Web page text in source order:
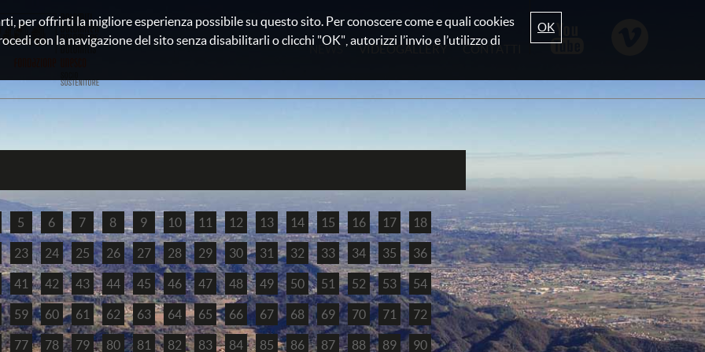
per offrirti la migliore esperienza possibile su questo sito. Per conoscere come e quali cookies
con la navigazione del sito senza disabilitarli o clicchi "OK", autorizzi l’invio e l’utilizzo di
OK
NEWS VIDEOGALLERY CONTATTI
5 6 7 8 9 10 11 12 13 14 15 16 17 18
23 24 25 26 27 28 29 30 31 32 33 34 35 36
41 42 43 44 45 46 47 48 49 50 51 52 53 54
59 60 61 62 63 64 65 66 67 68 69 70 71 72
77 78 79 80 81 82 83 84 85 86 87 88 89 90